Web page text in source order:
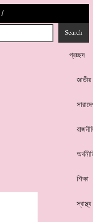
/
প্রচ্ছদ
জাতীয়
শিক্ষা
স্বাস্থ্য